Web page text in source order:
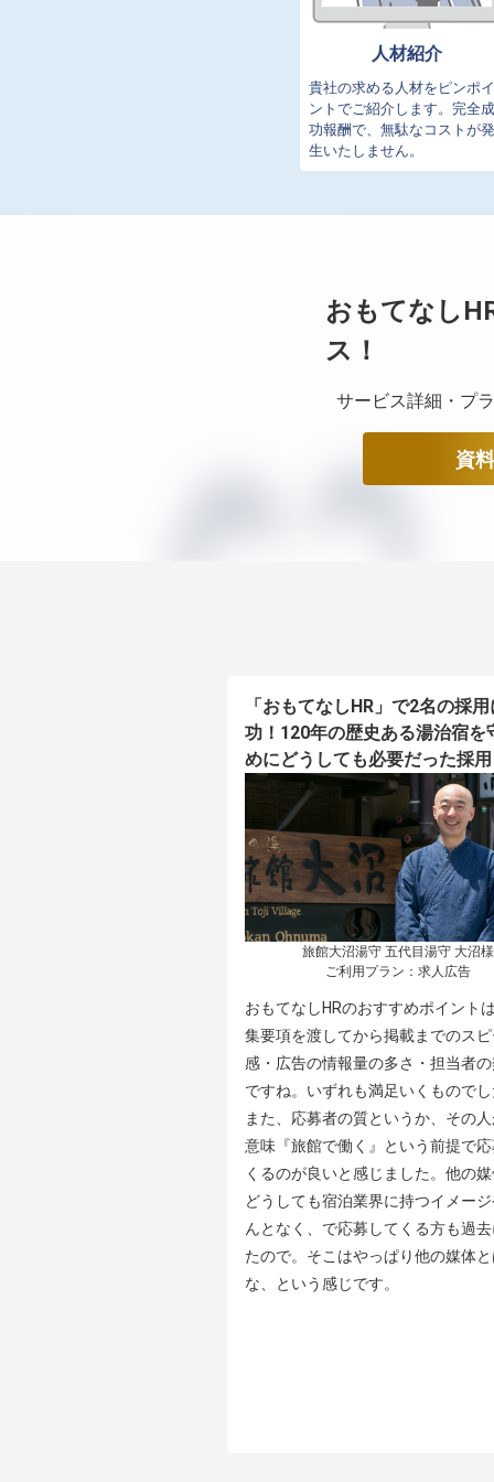
人材紹介
貴社の求める人材をピンポイ
ントでご紹介します。完全成
功報酬で、無駄なコストが発
生いたしません。
おもてなし
ス！
サービス詳細・プ
資
「おもてなしHR」で2名の採
功！120年の歴史ある湯治宿を
めにどうしても必要だった採用
旅館大沼湯守 五代目湯守 大沼様
ご利用プラン：求人広告
おもてなしHRのおすすめポイント
集要項を渡してから掲載までのス
感・広告の情報量の多さ・担当者
ですね。いずれも満足いくもので
また、応募者の質というか、その
意味『旅館で働く』という前提で
くるのが良いと感じました。他の
どうしても宿泊業界に持つイメー
んとなく、で応募してくる方も過
たので。そこはやっぱり他の媒体
な、という感じです。